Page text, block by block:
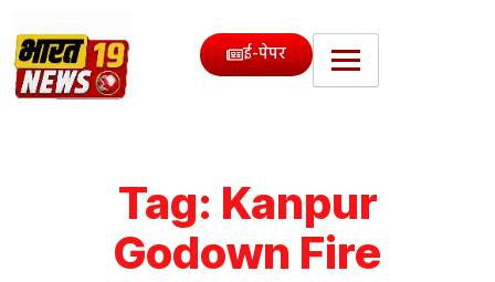
ई-पेपर
Tag: Kanpur
Godown Fire